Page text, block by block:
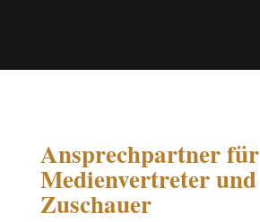
Ansprechpartner für
Medienvertreter und
Zuschauer